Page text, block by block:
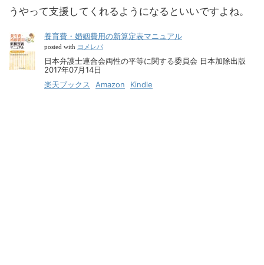
うやって支援してくれるようになるといいですよね。
養育費・婚姻費用の新算定表マニュアル
posted with ヨメレバ
日本弁護士連合会両性の平等に関する委員会 日本加除出版
2017年07月14日
楽天ブックス
Amazon Kindle